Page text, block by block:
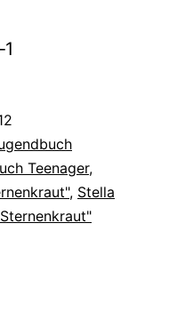
Teenager,
, Stella